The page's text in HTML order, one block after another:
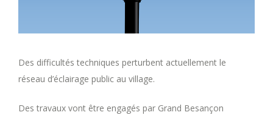
Des difficultés techniques perturbent actuellement le
réseau d’éclairage public au village.
Des travaux vont être engagés par Grand Besançon